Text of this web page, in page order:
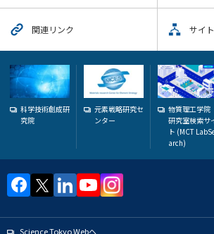
関連リンク サイ
科学技術創成研
究院
元素戦略研究セ
ンター
物質理工学院
研究室検索サ
ト (MCT
arch)
Science Tokyo Webヘ